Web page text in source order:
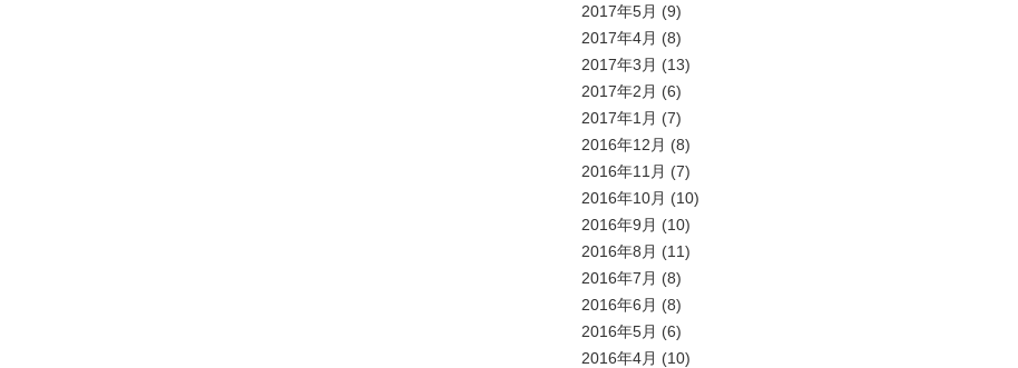
2017年5月 (9)
2017年4月 (8)
2017年3月 (13)
2017年2月 (6)
2017年1月 (7)
2016年12月 (8)
2016年11月 (7)
2016年10月 (10)
2016年9月 (10)
2016年8月 (11)
2016年7月 (8)
2016年6月 (8)
2016年5月 (6)
2016年4月 (10)